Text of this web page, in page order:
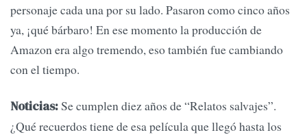
personaje cada una por su lado. Pasaron como cinco años
ya, ¡qué bárbaro! En ese momento la producción de
Amazon era algo tremendo, eso también fue cambiando
con el tiempo.
Noticias:Se cumplen diez años de “Relatos salvajes”.
¿Qué recuerdos tiene de esa película que llegó hasta los